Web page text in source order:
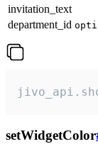
invitation_text
department_id
setWidgetColor